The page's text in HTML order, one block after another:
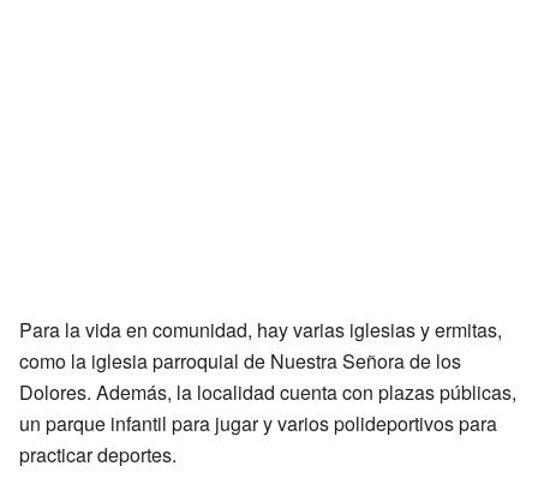
Para la vida en comunidad, hay varias iglesias y ermitas,
como la iglesia parroquial de Nuestra Señora de los
Dolores. Además, la localidad cuenta con plazas públicas,
un parque infantil para jugar y varios polideportivos para
practicar deportes.